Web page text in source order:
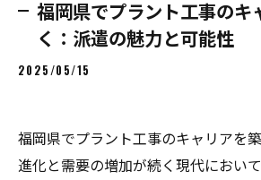
福岡県でプラント工事のキ
く：派遣の魅力と可能性
2025/05/15
福岡県でプラント工事のキャリアを
進化と需要の増加が続く現代におい